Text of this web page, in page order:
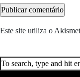
Este site utiliza o